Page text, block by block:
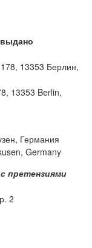
13353 Берлин,
13353 Berlin,
Германия
Germany
претензиями
2